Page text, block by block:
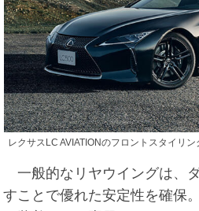
レクサスLC AVIATIONのフロントスタイリン
一般的なリヤウイングは、
すことで優れた安定性を確保